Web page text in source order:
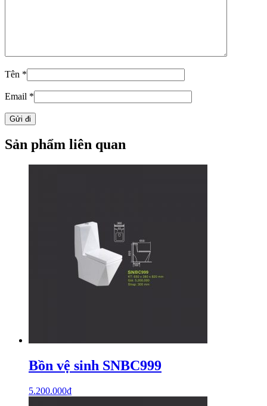
Tên *
Email *
Sản phẩm liên quan
Bồn vệ sinh SNBC999
5.200.000₫